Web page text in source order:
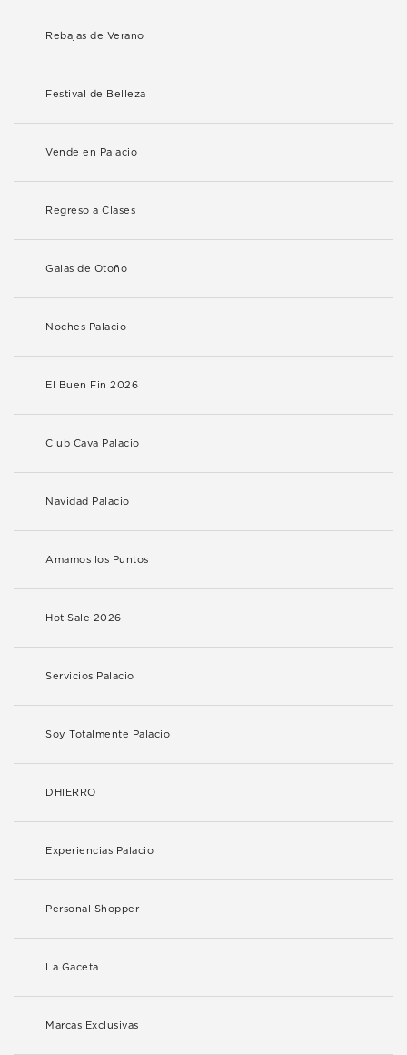
Rebajas de Verano
Festival de Belleza
Vende en Palacio
Regreso a Clases
Galas de Otoño
Noches Palacio
El Buen Fin 2026
Club Cava Palacio
Navidad Palacio
Amamos los Puntos
Hot Sale 2026
Servicios Palacio
Soy Totalmente Palacio
DHIERRO
Experiencias Palacio
Personal Shopper
La Gaceta
Marcas Exclusivas